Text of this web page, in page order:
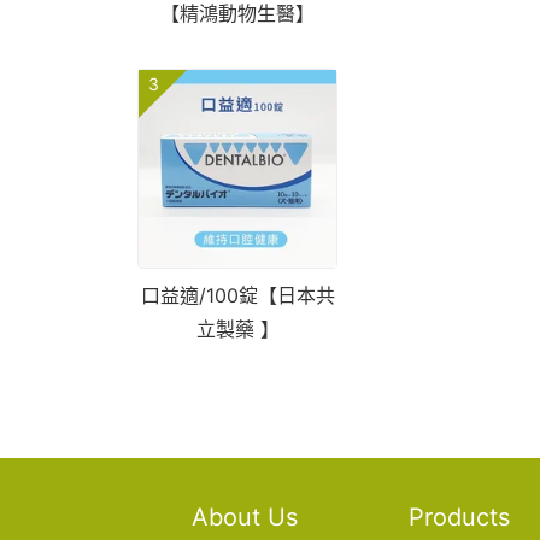
【精鴻動物生醫】
3
口益適/100錠【日本共
立製藥 】
About Us Products